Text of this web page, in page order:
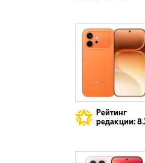
Рейтинг
редакции: